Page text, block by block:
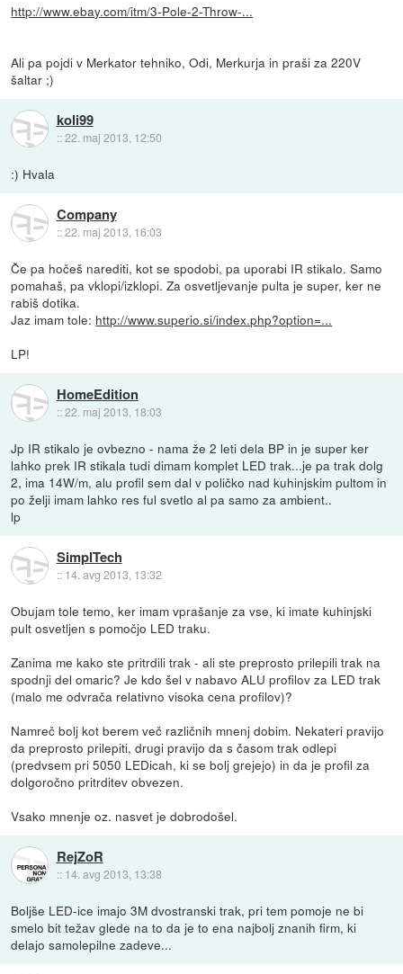
http://www.ebay.com/itm/3-Pole-2-Throw-...
Ali pa pojdi v Merkator tehniko, Odi, Merkurja in praši za 220V
šaltar ;)
koli99
::22. maj 2013, 12:50
:) Hvala
Company
::22. maj 2013, 16:03
Če pa hočeš narediti, kot se spodobi, pa uporabi IR stikalo. Samo
pomahaš, pa vklopi/izklopi. Za osvetljevanje pulta je super, ker ne
rabiš dotika.
Jaz imam tole: http://www.superio.si/index.php?option=...
LP!
HomeEdition
::22. maj 2013, 18:03
Jp IR stikalo je ovbezno - nama že 2 leti dela BP in je super ker
lahko prek IR stikala tudi dimam komplet LED trak...je pa trak dolg
2, ima 14W/m, alu profil sem dal v poličko nad kuhinjskim pultom in
po želji imam lahko res ful svetlo al pa samo za ambient..
lp
SimplTech
:: 14. avg 2013, 13:32
Obujam tole temo, ker imam vprašanje za vse, ki imate kuhinjski
pult osvetljen s pomočjo LED traku.
Zanima me kako ste pritrdili trak - ali ste preprosto prilepili trak na
spodnji del omaric? Je kdo šel v nabavo ALU profilov za LED trak
(malo me odvrača relativno visoka cena profilov)?
Namreč bolj kot berem več različnih mnenj dobim. Nekateri pravijo
da preprosto prilepiti, drugi pravijo da s časom trak odlepi
(predvsem pri 5050 LEDicah, ki se bolj grejejo) in da je profil za
dolgoročno pritrditev obvezen.
Vsako mnenje oz. nasvet je dobrodošel.
RejZoR
:: 14. avg 2013, 13:38
Boljše LED-ice imajo 3M dvostranski trak, pri tem pomoje ne bi
smelo bit težav glede na to da je to ena najbolj znanih firm, ki
delajo samolepilne zadeve...